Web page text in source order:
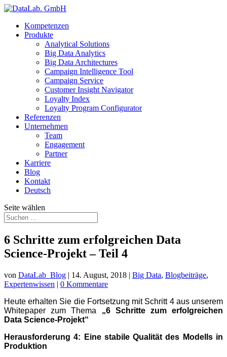
Kompetenzen
Produkte
Analytical Solutions
Big Data Analytics
Big Data Architectures
Campaign Intelligence Tool
Campaign Service
Customer Insight Navigator
Loyalty Index
Loyalty Program Configurator
Referenzen
Unternehmen
Team
Engagement
Partner
Karriere
Blog
Kontakt
Deutsch
Seite wählen
6 Schritte zum erfolgreichen Data
Science-Projekt – Teil 4
von DataLab_Blog | 14. August, 2018 | Big Data, Blogbeiträge,
Expertenwissen | 0 Kommentare
Heute erhalten Sie die Fortsetzung mit Schritt 4 aus unserem
Whitepaper zum Thema „6 Schritte zum erfolgreichen
Data Science-Projekt“
Herausforderung 4: Eine stabile Qualität des Modells in
Produktion